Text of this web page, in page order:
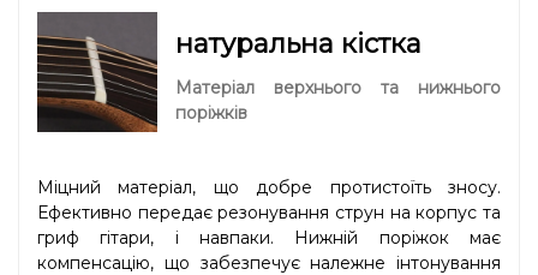
натуральна кістка
Матеріал верхнього та нижнього
поріжків
Міцний матеріал, що добре протистоїть зносу.
Ефективно передає резонування струн на корпус та
гриф гітари, і навпаки. Нижній поріжок має
компенсацію, що забезпечує належне інтонування